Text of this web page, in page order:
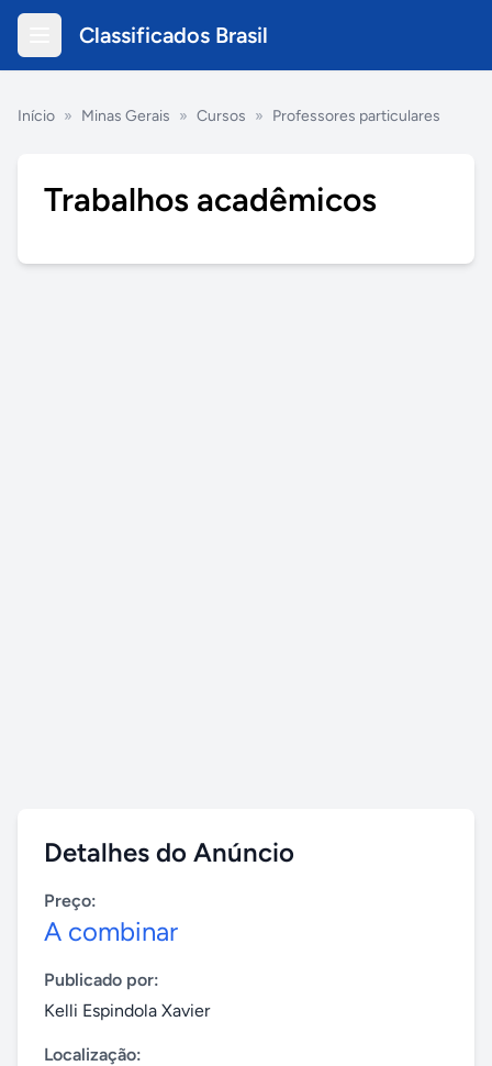
Classificados Brasil
Início » Minas Gerais » Cursos » Professores particulares
Trabalhos acadêmicos
Detalhes do Anúncio
Preço:
A combinar
Publicado por:
Kelli Espindola Xavier
Localização: